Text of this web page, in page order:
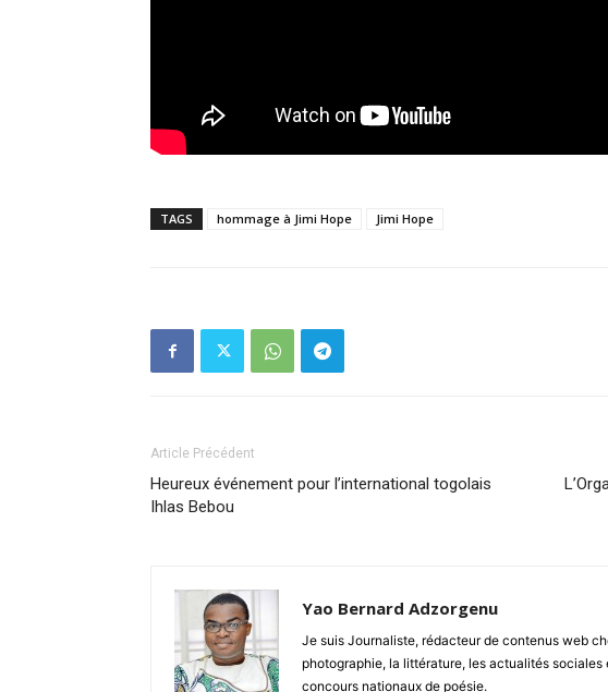
TAGS hommage à Jimi Hope Jimi Hope
Article Précédent
Heureux événement pour l’international togolais
Ihlas Bebou
Yao Bernard Adzorgenu
Je suis Journaliste, rédacteur de contenus web
photographie, la littérature, les actualités
concours nationaux de poésie.